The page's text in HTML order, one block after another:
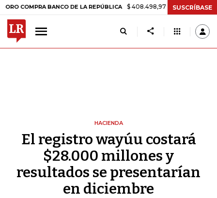
COMPRA BANCO DE LA REPÚBLICA $ 408.498,97 +$ 8.753,81 +2,19%
SUSCRÍBASE
HACIENDA
El registro wayúu costará
$28.000 millones y
resultados se presentarían
en diciembre